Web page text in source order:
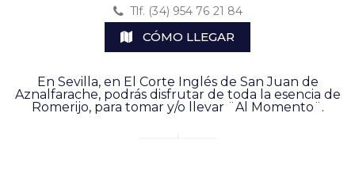
Tlf. (34) 954 76 21 84
CÓMO LLEGAR
En Sevilla, en El Corte Inglés de San Juan de
Aznalfarache, podrás disfrutar de toda la esencia de
Romerijo, para tomar y/o llevar ¨Al Momento¨.